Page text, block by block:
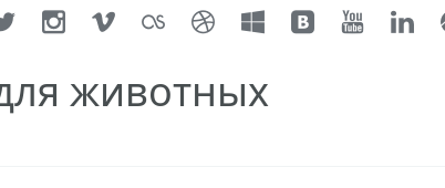
животных